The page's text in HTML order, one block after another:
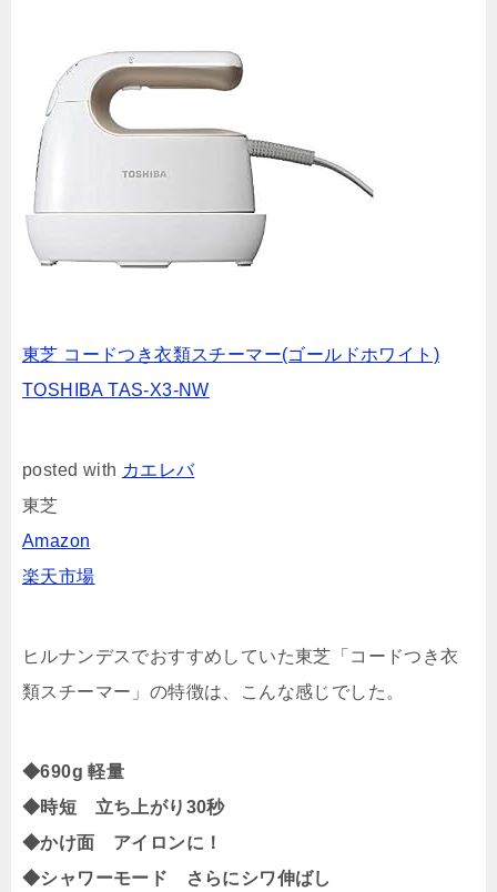
東芝 コードつき衣類スチーマー(ゴールドホワイト)
TOSHIBA TAS-X3-NW
posted with カエレバ
東芝
Amazon
楽天市場
ヒルナンデスでおすすめしていた東芝「コードつき衣
類スチーマー」の特徴は、こんな感じでした。
◆690g 軽量
◆時短 立ち上がり30秒
◆かけ面 アイロンに！
◆シャワーモード さらにシワ伸ばし